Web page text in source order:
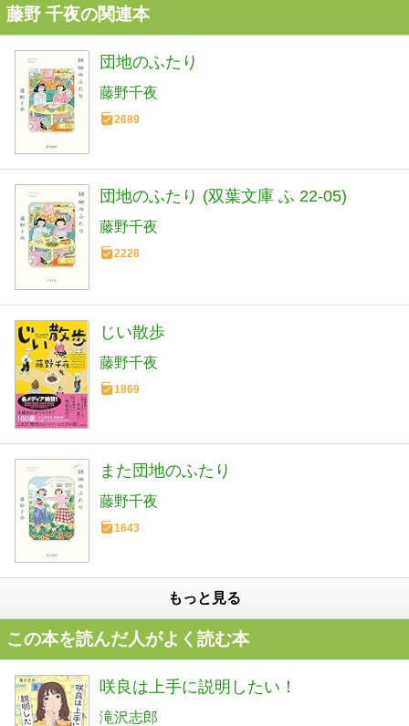
藤野 千夜の関連本
団地のふたり
藤野千夜
2689
団地のふたり (双葉文庫 ふ 22-05)
藤野千夜
2228
じい散歩
藤野千夜
1869
また団地のふたり
藤野千夜
1643
もっと見る
この本を読んだ人がよく読む本
咲良は上手に説明したい！
滝沢志郎